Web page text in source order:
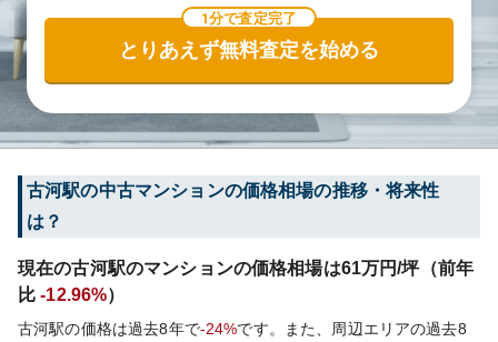
1分で査定完了
とりあえず無料査定を始める
古河駅の中古マンションの価格相場の推移・将来性
は？
現在の古河駅のマンションの価格相場は61万円/坪（前年
比 -12.96%）
古河駅の価格は過去8年で-24%です。 また、周辺エリアの過去8